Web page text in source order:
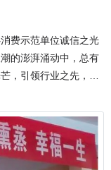
费示范单位诚信之光
的澎湃涌动中，总有
，引领行业之先，成
质以及熠熠生辉的诚
成为广大消费者坚定
长牛海波的睿智引领
合作共赢”的经营理